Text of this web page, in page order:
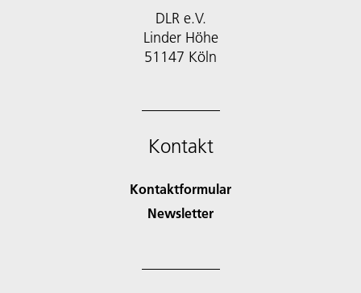
DLR e.V.
Linder Höhe
51147 Köln
Kontakt
Kontaktformular
Newsletter